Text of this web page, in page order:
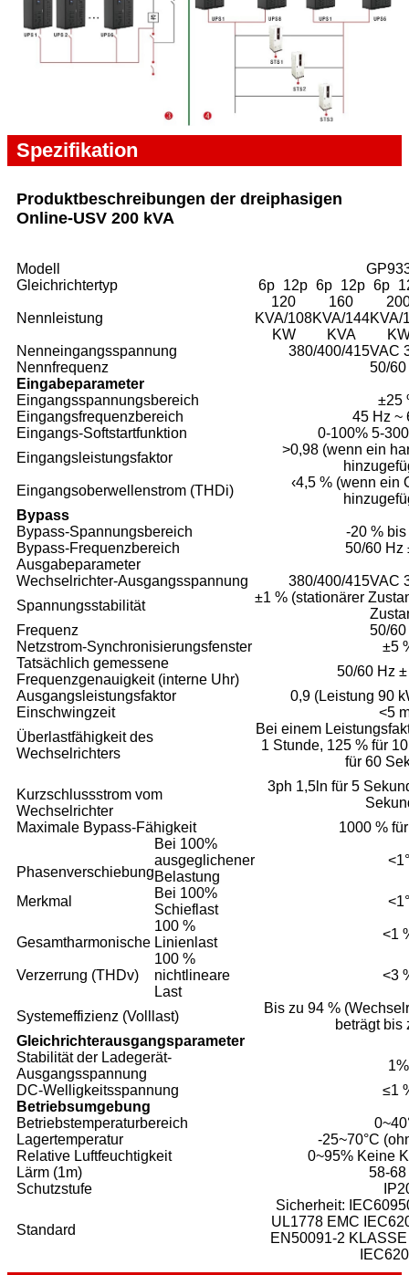
Spezifikation
Produktbeschreibungen der dreiphasigen
Online-USV 200 kVA
Modell
Gleichrichtertyp
6p 12p 6p 12p 6p
Nennleistung
120
KVA/108
KW
160
KVA/144
KVA
KVA/
Nenneingangsspannung
380/400/415VAC
Nennfrequenz
50/60
Eingabeparameter
Eingangsspannungsbereich
±25
Eingangsfrequenzbereich
45 Hz ~
Eingangs-Softstartfunktion
0-100% 5-
Eingangsleistungsfaktor
>0,98 (wenn ein
Eingangsoberwellenstrom (THDi)
‹4,5 % (wenn ein
Bypass
Bypass-Spannungsbereich
-20 %
Bypass-Frequenzbereich
50/60 Hz
Ausgabeparameter
Wechselrichter-Ausgangsspannung
380/400/415VAC
Spannungsstabilität
±1 % (stationärer
Frequenz
50/60
Netzstrom-Synchronisierungsfenster
±5
Tatsächlich gemessene
Frequenzgenauigkeit (interne Uhr)
50/60 Hz
Ausgangsleistungsfaktor
0,9 (Leistung 90
Einschwingzeit
<5
Überlastfähigkeit des
Wechselrichters
Bei einem
1 Stunde, 125 % für
für 60
3ph 1,5ln für 5
Kurzschlussstrom vom
Wechselrichter
Maximale Bypass-Fähigkeit
1000 %
Bei 100%
ausgeglichener
Belastung
<1°
Phasenverschiebung
Merkmal
Bei 100%
Schieflast
<1°
100 %
Linienlast
<1
Gesamtharmonische
Verzerrung (THDv)
100 %
nichtlineare
Last
<3
Systemeffizienz (Volllast)
Bis zu 94 %
beträgt bis
Gleichrichterausgangsparameter
Stabilität der Ladegerät-
Ausgangsspannung
1%
DC-Welligkeitsspannung
≤1
Betriebsumgebung
Betriebstemperaturbereich
Lagertemperatur
-25~70°C
Relative Luftfeuchtigkeit
0~95% Keine
Lärm (1m)
58-68
Schutzstufe
Standard
Sicherheit:
UL1778 EMC
EN50091-2